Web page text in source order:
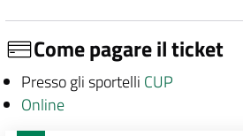
Come pagare il ticket
Presso gli sportelli CUP
Online